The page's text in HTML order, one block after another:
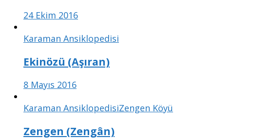
24 Ekim 2016
Karaman Ansiklopedisi
Ekinözü (Aşıran)
8 Mayıs 2016
Karaman AnsiklopedisiZengen Köyü
Zengen (Zengân)